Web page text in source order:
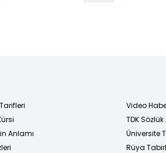
Anlamı
Video
TDK
Üniversite
Rüya